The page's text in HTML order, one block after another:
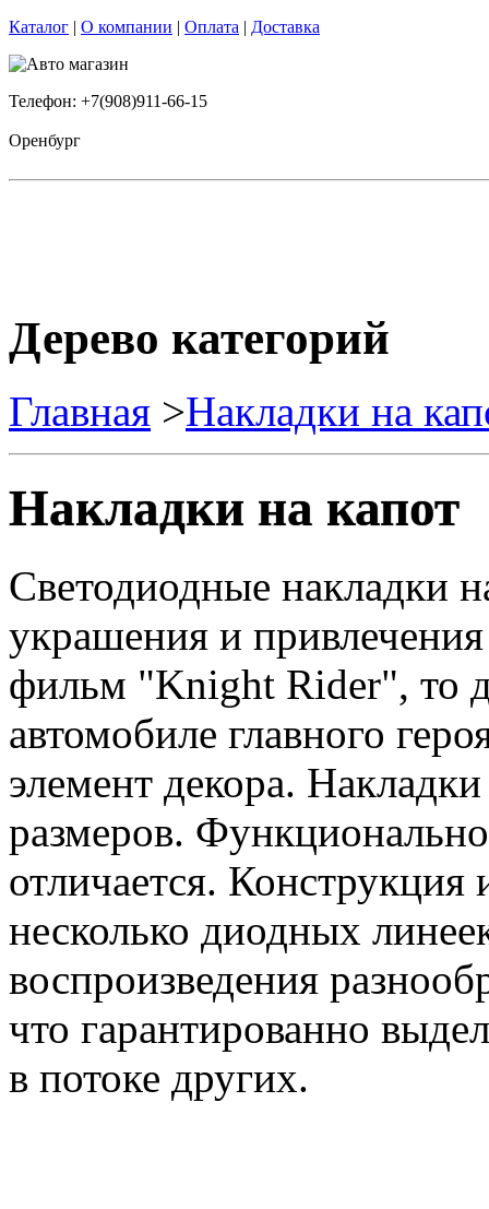
Каталог | О компании | Оплата | Доставка
Телефон: +7(908)911-66-15
Оренбург
Дерево категорий
Главная >Накладки на
Накладки на капот
Светодиодные накладки
украшения и
фильм "Knight Rider", то
автомобиле главного
элемент декора.
размеров.
отличается.
несколько диодных
воспроизведения
что гарантированно
в потоке других.